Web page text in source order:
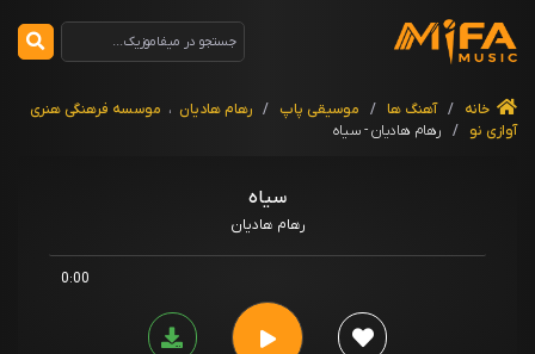
خانه / آهنگ ها / موسیقی پاپ / رهام هادیان ، موسسه فرهنگی هنری
آوازی نو
/ رهام هادیان - سیاه
سیاه
رهام هادیان
0:00